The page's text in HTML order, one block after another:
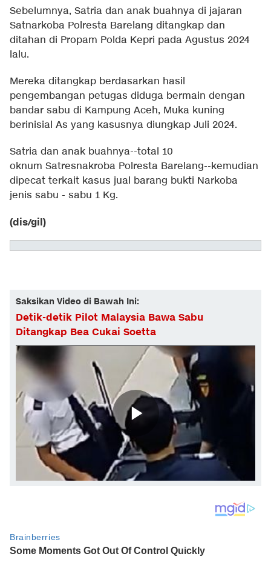
Sebelumnya, Satria dan anak buahnya di jajaran
Satnarkoba Polresta Barelang ditangkap dan
ditahan di Propam Polda Kepri pada Agustus 2024
lalu.
Mereka ditangkap berdasarkan hasil
pengembangan petugas diduga bermain dengan
bandar sabu di Kampung Aceh, Muka kuning
berinisial As yang kasusnya diungkap Juli 2024.
Satria dan anak buahnya--total 10
oknum Satresnakroba Polresta Barelang--kemudian
dipecat terkait kasus jual barang bukti Narkoba
jenis sabu - sabu 1 Kg.
(dis/gil)
Saksikan Video di Bawah Ini:
Detik-detik Pilot Malaysia Bawa Sabu
Ditangkap Bea Cukai Soetta